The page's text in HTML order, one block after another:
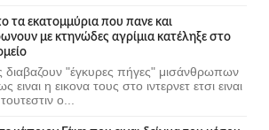
τα εκατομμύρια που πανε και
με κτηνώδες αγρίμια κατέληξε στο
διαβαζουν "έγκυρες πήγες" μισάνθρωπων
ειναι η εικονα τους στο ιντερνετ ετσι ειναι
ο...